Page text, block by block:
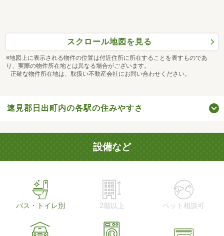
スクロール地図を見る
※地図上に表示される物件の位置は付近住所に所在することを表すものであ
り、実際の物件所在地とは異なる場合がございます。
正確な物件所在地は、取扱い不動産会社にお問い合わせください。
速見郡日出町内の各駅の住みやすさ
設備など
バス・トイレ別 2階以上 ペット相談可